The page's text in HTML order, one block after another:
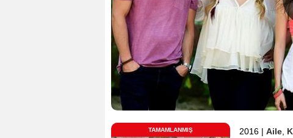
TAMAMLANMIŞ 2016 | Aile